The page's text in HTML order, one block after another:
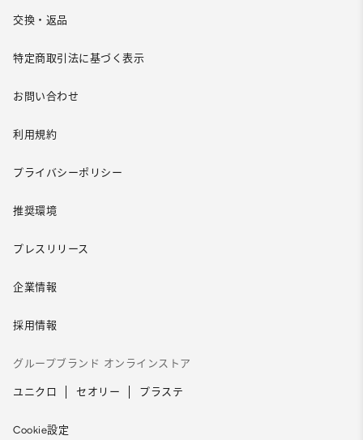
交換・返品
特定商取引法に基づく表示
お問い合わせ
利用規約
プライバシーポリシー
推奨環境
プレスリリース
企業情報
採用情報
グループブランド オンラインストア
ユニクロ セオリー プラステ
Cookie設定